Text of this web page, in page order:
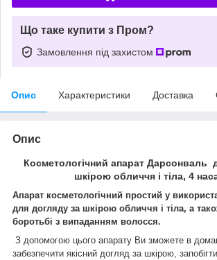
Що таке купити з Пром?
Замовлення під захистом
Опис Характеристики Доставка
Опис
Косметологічний апарат Дарсонваль
шкірою обличчя і тіла, 4
Апарат косметологічний простий у
для догляду за шкірою обличчя і тіла, а
боротьбі з випаданням волосся.
З допомогою цього апарату Ви зможете в
забезпечити якісний догляд за шкірою,